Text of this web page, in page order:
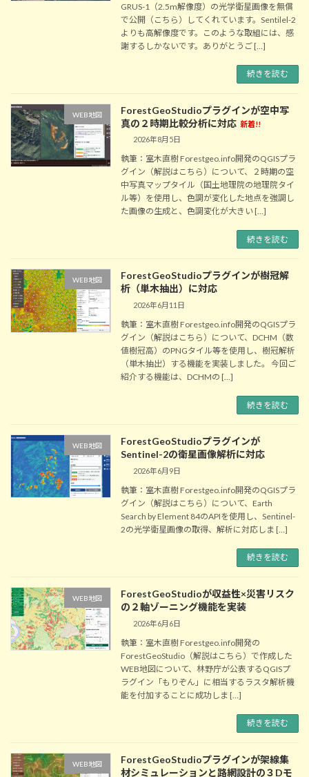
GRUS-1（2.5m解像度）の光学衛星画像を無償
で公開（こちら）してくれています。Sentilel-2
よりも高解像度です。このような取組には、感
謝するしかないです。ありがとうご […]
続きを読む
WEB地図
ForestGeoStudioプラグインが空中写
真の２時期比較分析に対応 新着!!
2026年8月5日
執筆：室木直樹 Forestgeo.info開発のQGISプラ
グイン（解説はこちら）について、２時期の空
中写真マップタイル（国土地理院の地理院タイ
ル等）を使用し、色調が変化した地点を強調し
た画像の生成と、色調変化が大きい […]
続きを読む
WEB地図
ForestGeoStudioプラグインが樹冠解
析（単木抽出）に対応
2026年6月11日
執筆：室木直樹 Forestgeo.info開発のQGISプラ
グイン（解説はこちら）について、DCHM（数
値樹冠高）のPNGタイル等を使用し、樹冠解析
（単木抽出）する機能を実装しました。 今回ご
紹介する機能は、DCHMの […]
続きを読む
WEB地図
ForestGeoStudioプラグインが
Sentinel-2の衛星画像解析に対応
2026年6月9日
執筆：室木直樹 Forestgeo.info開発のQGISプラ
グイン（解説はこちら）について、Earth
Search by Element 84のAPIを使用し、Sentinel-
2の光学衛星画像の取得、解析に対応しま […]
続きを読む
WEB地図
ForestGeoStudioが収益性×災害リスク
の２軸ゾーニング機能を実装
2026年6月6日
執筆：室木直樹 Forestgeo.info開発の
ForestGeoStudio（解説はこちら）で作成した
WEB地図について、林野庁が公表するQGISプ
ラグイン「もりぞん」に相当するラスタ解析機
能を付加することに成功しま […]
続きを読む
WEB地図
ForestGeoStudioプラグインが架線集
材シミュレーションと路網設計の３Dモ